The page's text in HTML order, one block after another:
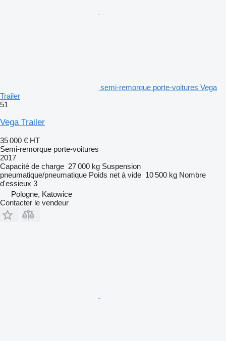
semi-remorque porte-voitures Vega
Trailer
51
Vega Trailer
35 000 € HT
Semi-remorque porte-voitures
2017
Capacité de charge 27 000 kg Suspension
pneumatique/pneumatique Poids net à vide 10 500 kg Nombre
d'essieux 3
Pologne, Katowice
Contacter le vendeur